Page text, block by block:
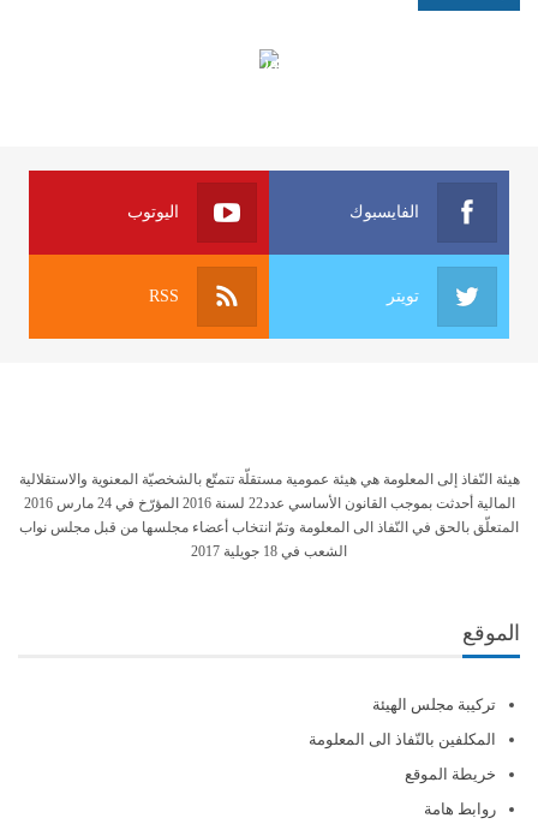
الهياكل الخاضعة لقانون النفاذ إلى المعلومة
الفايسبوك اليوتوب
تويتر RSS
هيئة النّفاذ إلى المعلومة هي هيئة عمومية مستقلّة تتمتّع بالشخصيّة المعنوية والاستقلالية
المالية أحدثت بموجب القانون الأساسي عدد22 لسنة 2016 المؤرّخ في 24 مارس 2016
المتعلّق بالحق في النّفاذ الى المعلومة وتمّ انتخاب أعضاء مجلسها من قبل مجلس نواب
الشعب في 18 جويلية 2017
الموقع
تركيبة مجلس الهيئة
المكلفين بالنّفاذ الى المعلومة
خريطة الموقع
روابط هامة